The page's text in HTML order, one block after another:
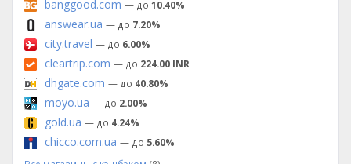
banggood.com — до 10.40%
answear.ua — до 7.20%
city.travel — до 6.00%
cleartrip.com — до 224.00 INR
dhgate.com — до 40.80%
moyo.ua — до 2.00%
gold.ua — до 4.24%
chicco.com.ua — до 5.60%